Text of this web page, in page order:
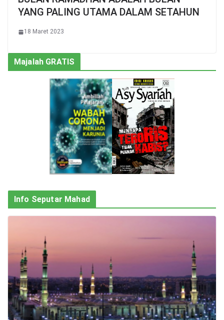
YANG PALING UTAMA DALAM SETAHUN
18 Maret 2023
Majalah GRATIS
Info Seputar Mahad